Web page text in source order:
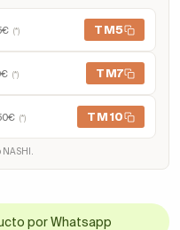
(*) TM5
(*) TM7
(*) TM10
por Whatsapp